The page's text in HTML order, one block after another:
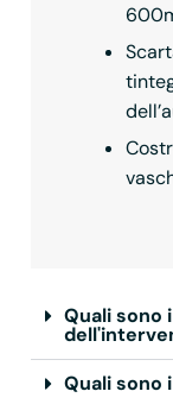
Quali
Quali sono